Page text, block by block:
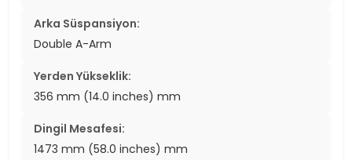
Arka Süspansiyon:
Double A-Arm
Yerden Yükseklik:
356 mm (14.0 inches) mm
Dingil Mesafesi:
1473 mm (58.0 inches) mm